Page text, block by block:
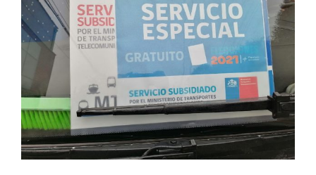
Reportajes
Columnas
Música Clásica
Especiales
Archivo Sonoro
grande